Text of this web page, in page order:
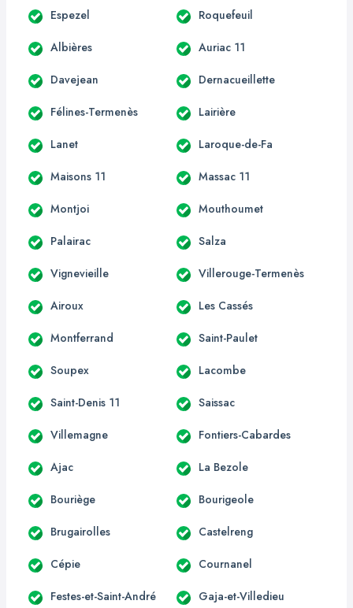
Espezel Roquefeuil
Albières Auriac 11
Davejean Dernacueillette
Félines-Termenès Lairière
Lanet Laroque-de-Fa
Maisons 11 Massac 11
Montjoi Mouthoumet
Palairac Salza
Vignevieille Villerouge-Termenès
Airoux Les Cassés
Montferrand Saint-Paulet
Soupex Lacombe
Saint-Denis 11 Saissac
Villemagne Fontiers-Cabardes
Ajac La Bezole
Bouriège Bourigeole
Brugairolles Castelreng
Cépie Cournanel
Festes-et-Saint-André Gaja-et-Villedieu